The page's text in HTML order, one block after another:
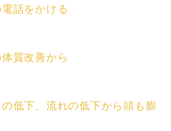
話をかける
質改善から
低下、流れの低下から頭も膨